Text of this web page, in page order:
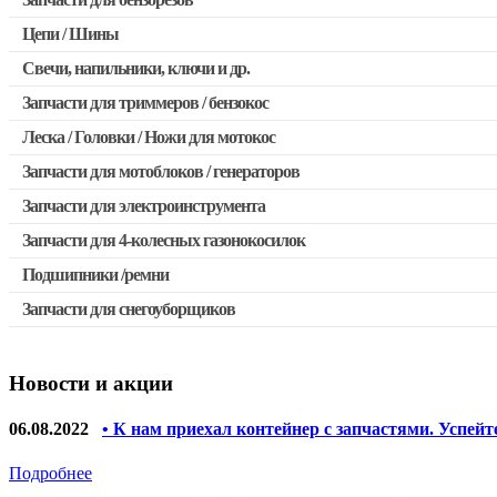
Запчасти для бензопил Husqvarna, Partner
Запчасти для Китайских бензопил
Запчасти для бензопил Oleo-mac, Echo и др.
Цепи / Шины
Свечи, напильники, ключи и др.
Запчасти для триммеров / бензокос
Запчасти для Китайских триммеров
Запчасти для мотокос Stihl / Husqvarna / Oleo-mac / Echo и
Леска / Головки / Ножи для мотокос
Запчасти для мотоблоков / генераторов
Запчасти для электроинструмента
Двигатели, редукторы для шуруповертов
Выключатели, переключатели
Запчасти для перфораторов и отбойных молотков
Якоря, статоры
Запчасти для электроинструмента другие
Запчасти для 4-колесных газонокосилок
Подшипники /ремни
Запчасти для снегоуборщиков
Новости и акции
06.08.2022 • К нам приехал контейнер с запчастями.
Подробнее